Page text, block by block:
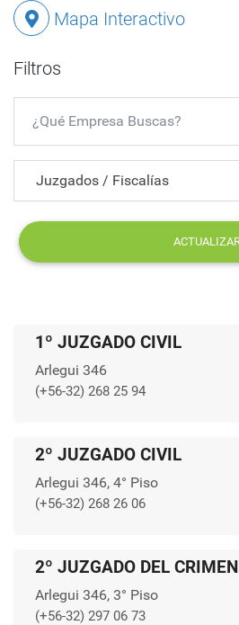
Mapa Interactivo
Filtros
Juzgados / Fiscalías
1º JUZGADO CIVIL
Arlegui 346
(+56-32) 268 25 94
2º JUZGADO CIVIL
Arlegui 346, 4° Piso
(+56-32) 268 26 06
2º JUZGADO DEL CRIMEN
Arlegui 346, 3° Piso
(+56-32) 297 06 73